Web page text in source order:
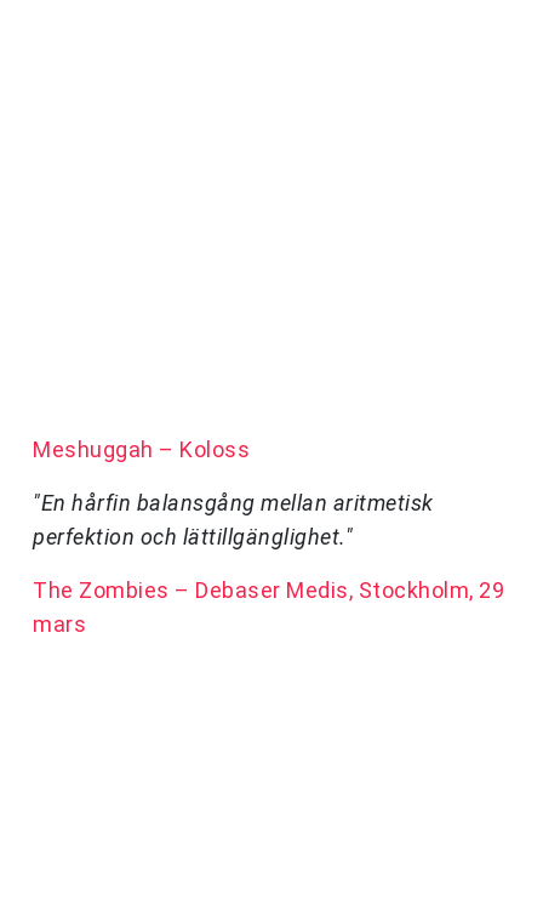
Meshuggah – Koloss
"En hårfin balansgång mellan aritmetisk
perfektion och lättillgänglighet."
The Zombies – Debaser Medis, Stockholm, 29
mars